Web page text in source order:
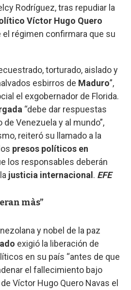
Rodríguez, tras repudiar la
Víctor Hugo Quero
el régimen confirmara que su
torturado, aislado y
esbirros de Maduro”,
el exgobernador de Florida.
“debe dar respuestas
Venezuela y al mundo”,
reiteró su llamado a la
presos políticos en
los responsables deberán
justicia internacional. EFE
màs”
y nobel de la paz
exigió la liberación de
en su país “antes de que
el fallecimiento bajo
Víctor Hugo Quero Navas el